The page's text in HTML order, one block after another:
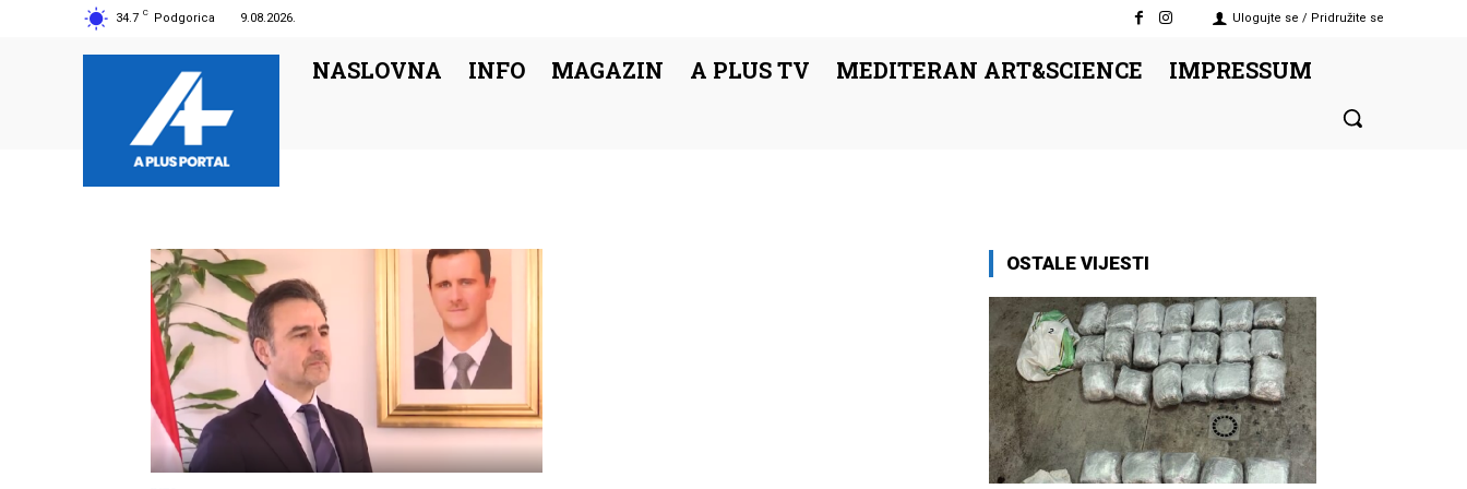
34.7 C Podgorica 9.08.2026. Ulogujte se / Pridružite se
NASLOVNA INFO MAGAZIN A PLUS TV MEDITERAN ART&SCIENCE IMPRESSUM
OSTALE VIJESTI